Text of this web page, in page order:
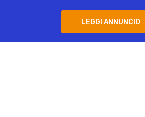
LEGGI ANNUNCIO